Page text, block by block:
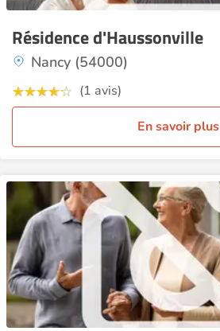
Résidence d'Haussonville
Nancy (54000)
(1 avis)
En savoir plus